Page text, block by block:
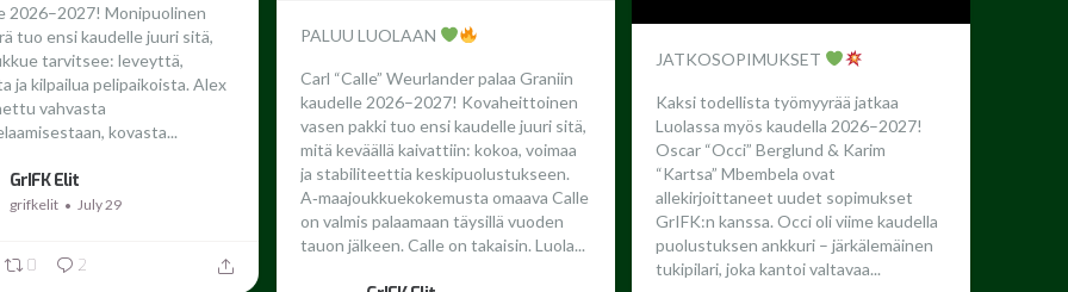
2026–2027! Monipuolinen
tuo ensi kaudelle juuri sitä,
tarvitsee: leveyttä,
ja kilpailua pelipaikoista. Alex
vahvasta
kovasta...
GrIFK Elit
grifkelit July 29
0 2
PALUU LUOLAAN
Carl “Calle” Weurlander palaa Graniin
kaudelle 2026–2027! Kovaheittoinen
vasen pakki tuo ensi kaudelle juuri sitä,
mitä keväällä kaivattiin: kokoa, voimaa
ja stabiliteettia keskipuolustukseen.
A‑maajoukkuekokemusta omaava Calle
on valmis palaamaan täysillä vuoden
tauon jälkeen. Calle on takaisin. Luola...
JATKOSOPIMUKSET
Kaksi todellista työmyyrää jatkaa
Luolassa myös kaudella 2026–2027!
Oscar “Occi” Berglund & Karim
“Kartsa” Mbembela ovat
allekirjoittaneet uudet sopimukset
GrIFK:n kanssa. Occi oli viime kaudella
puolustuksen ankkuri – järkälemäinen
tukipilari, joka kantoi valtavaa...